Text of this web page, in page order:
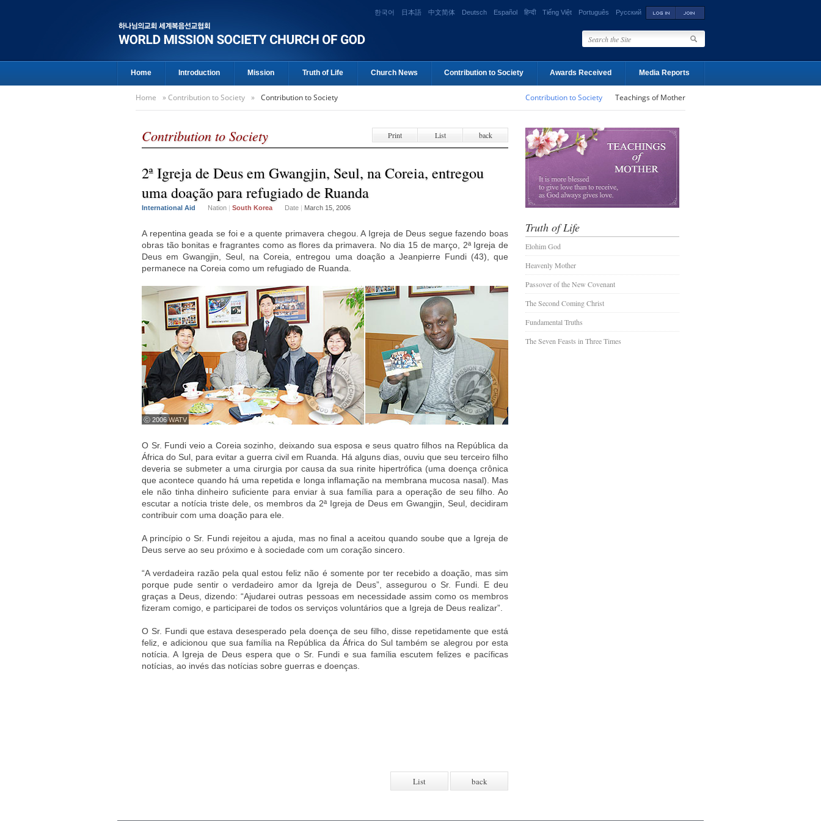
한국어 日本語 中文简体 Deutsch Español हिन्दी Tiếng Việt Português Русский
Home Introduction Mission Truth of Life Church News Contribution to Society Awards Received Media Reports
Home »Contribution to Society » Contribution to Society Contribution to Society Teachings of Mother
Contribution to Society Print List back
2ª Igreja de Deus em Gwangjin, Seul, na Coreia, entregou
uma doação para refugiado de Ruanda
International Aid Nation | South Korea Date | March 15, 2006
A repentina geada se foi e a quente primavera chegou. A Igreja de Deus segue fazendo boas
obras tão bonitas e fragrantes como as flores da primavera. No dia 15 de março, 2ª Igreja de
Deus em Gwangjin, Seul, na Coreia, entregou uma doação a Jeanpierre Fundi (43), que
permanece na Coreia como um refugiado de Ruanda.
ⓒ 2006 WATV
O Sr. Fundi veio a Coreia sozinho, deixando sua esposa e seus quatro filhos na República da
África do Sul, para evitar a guerra civil em Ruanda. Há alguns dias, ouviu que seu terceiro filho
deveria se submeter a uma cirurgia por causa da sua rinite hipertrófica (uma doença crônica
que acontece quando há uma repetida e longa inflamação na membrana mucosa nasal). Mas
ele não tinha dinheiro suficiente para enviar à sua família para a operação de seu filho. Ao
escutar a notícia triste dele, os membros da 2ª Igreja de Deus em Gwangjin, Seul, decidiram
contribuir com uma doação para ele.
A princípio o Sr. Fundi rejeitou a ajuda, mas no final a aceitou quando soube que a Igreja de
Deus serve ao seu próximo e à sociedade com um coração sincero.
“A verdadeira razão pela qual estou feliz não é somente por ter recebido a doação, mas sim
porque pude sentir o verdadeiro amor da Igreja de Deus”, assegurou o Sr. Fundi. E deu
graças a Deus, dizendo: “Ajudarei outras pessoas em necessidade assim como os membros
fizeram comigo, e participarei de todos os serviços voluntários que a Igreja de Deus realizar”.
O Sr. Fundi que estava desesperado pela doença de seu filho, disse repetidamente que está
feliz, e adicionou que sua família na República da África do Sul também se alegrou por esta
notícia. A Igreja de Deus espera que o Sr. Fundi e sua família escutem felizes e pacíficas
notícias, ao invés das notícias sobre guerras e doenças.
List back
Truth of Life
Elohim God
Heavenly Mother
Passover of the New Covenant
The Second Coming Christ
Fundamental Truths
The Seven Feasts in Three Times